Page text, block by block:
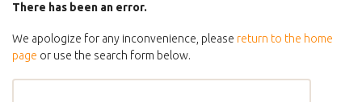
There has been an error.
We apologize for any inconvenience, please return to the home
page or use the search form below.